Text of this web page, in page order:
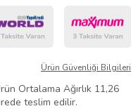
Ürün Güvenliği Bilgileri
Ortalama Ağırlık 11,26
teslim edilir.